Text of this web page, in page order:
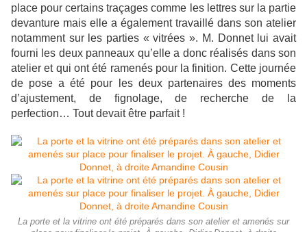
place pour certains traçages comme les lettres sur la partie
devanture mais elle a également travaillé dans son atelier
notamment sur les parties « vitrées ». M. Donnet lui avait
fourni les deux panneaux qu’elle a donc réalisés dans son
atelier et qui ont été ramenés pour la finition. Cette journée
de pose a été pour les deux partenaires des moments
d’ajustement, de fignolage, de recherche de la
perfection… Tout devait être parfait !
La porte et la vitrine ont été préparés dans son atelier et amenés sur